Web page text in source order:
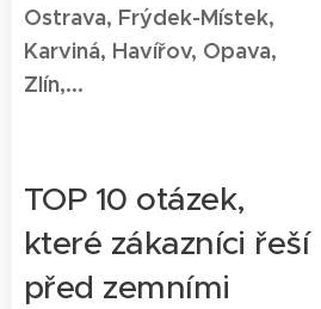
Ostrava, Frýdek-Místek,
Karviná, Havířov, Opava,
Zlín,...
TOP 10 otázek,
které zákazníci řeší
před zemními